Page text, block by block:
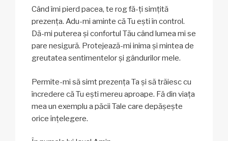
Când îmi pierd pacea, te rog fă-ți simțită
prezența. Adu-mi aminte că Tu ești în control.
Dă-mi puterea și confortul Tău când lumea mi se
pare nesigură. Protejează-mi inima și mintea de
greutatea sentimentelor și gândurilor mele.
Permite-mi să simt prezența Ta și să trăiesc cu
încredere că Tu ești mereu aproape. Fă din viața
mea un exemplu a păcii Tale care depășește
orice înțelegere.